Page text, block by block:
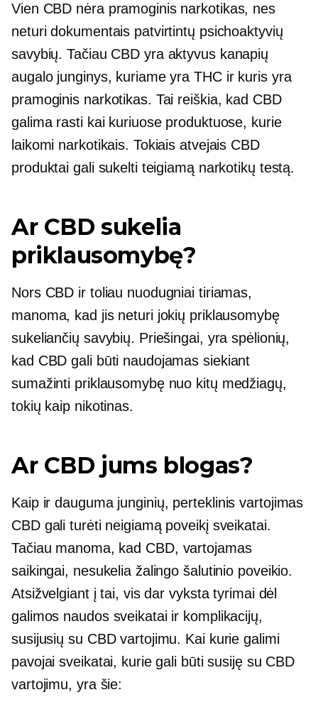
Vien CBD nėra pramoginis narkotikas, nes
neturi dokumentais patvirtintų psichoaktyvių
savybių. Tačiau CBD yra aktyvus kanapių
augalo junginys, kuriame yra THC ir kuris yra
pramoginis narkotikas. Tai reiškia, kad CBD
galima rasti kai kuriuose produktuose, kurie
laikomi narkotikais. Tokiais atvejais CBD
produktai gali sukelti teigiamą narkotikų testą.
Ar CBD sukelia
priklausomybę?
Nors CBD ir toliau nuodugniai tiriamas,
manoma, kad jis neturi jokių priklausomybę
sukeliančių savybių. Priešingai, yra spėlionių,
kad CBD gali būti naudojamas siekiant
sumažinti priklausomybę nuo kitų medžiagų,
tokių kaip nikotinas.
Ar CBD jums blogas?
Kaip ir dauguma junginių, perteklinis vartojimas
CBD gali turėti neigiamą poveikį sveikatai.
Tačiau manoma, kad CBD, vartojamas
saikingai, nesukelia žalingo šalutinio poveikio.
Atsižvelgiant į tai, vis dar vyksta tyrimai dėl
galimos naudos sveikatai ir komplikacijų,
susijusių su CBD vartojimu. Kai kurie galimi
pavojai sveikatai, kurie gali būti susiję su CBD
vartojimu, yra šie: